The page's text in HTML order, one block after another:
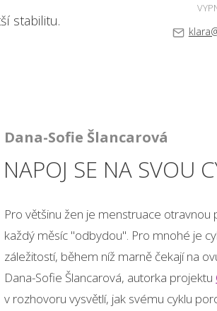
stabilitu.
Dana-Sofie Šlancarová
NAPOJ SE NA SVOU
Pro většinu žen je menstruace otravnou
každý měsíc "odbydou". Pro mnohé je
záležitostí, během níž marně čekají na
Dana-Sofie Šlancarová, autorka projektu
v rozhovoru vysvětlí, jak svému cyklu